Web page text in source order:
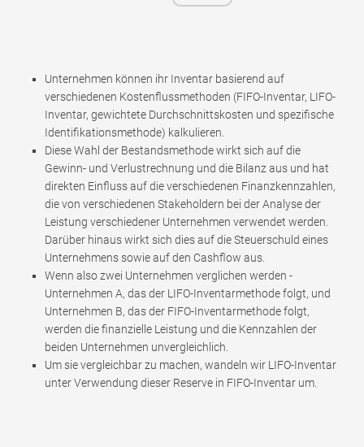
Unternehmen können ihr Inventar basierend auf
verschiedenen Kostenflussmethoden (FIFO-Inventar, LIFO-
Inventar, gewichtete Durchschnittskosten und spezifische
Identifikationsmethode) kalkulieren.
Diese Wahl der Bestandsmethode wirkt sich auf die
Gewinn- und Verlustrechnung und die Bilanz aus und hat
direkten Einfluss auf die verschiedenen Finanzkennzahlen,
die von verschiedenen Stakeholdern bei der Analyse der
Leistung verschiedener Unternehmen verwendet werden.
Darüber hinaus wirkt sich dies auf die Steuerschuld eines
Unternehmens sowie auf den Cashflow aus.
Wenn also zwei Unternehmen verglichen werden -
Unternehmen A, das der LIFO-Inventarmethode folgt, und
Unternehmen B, das der FIFO-Inventarmethode folgt,
werden die finanzielle Leistung und die Kennzahlen der
beiden Unternehmen unvergleichlich.
Um sie vergleichbar zu machen, wandeln wir LIFO-Inventar
unter Verwendung dieser Reserve in FIFO-Inventar um.